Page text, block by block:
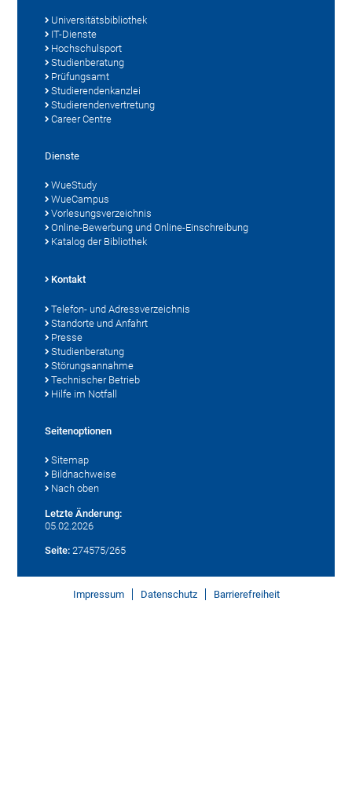
Universitätsbibliothek
IT-Dienste
Hochschulsport
Studienberatung
Prüfungsamt
Studierendenkanzlei
Studierendenvertretung
Career Centre
Dienste
WueStudy
WueCampus
Vorlesungsverzeichnis
Online-Bewerbung und Online-Einschreibung
Katalog der Bibliothek
Kontakt
Telefon- und Adressverzeichnis
Standorte und Anfahrt
Presse
Studienberatung
Störungsannahme
Technischer Betrieb
Hilfe im Notfall
Seitenoptionen
Sitemap
Bildnachweise
Nach oben
Letzte Änderung:
05.02.2026
Seite: 274575/265
Impressum Datenschutz Barrierefreiheit